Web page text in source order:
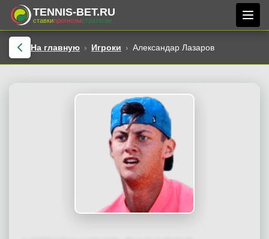
TENNIS-BET.RU
ставкипрогнозыстратегии
На главную Игроки Александар Лазаров